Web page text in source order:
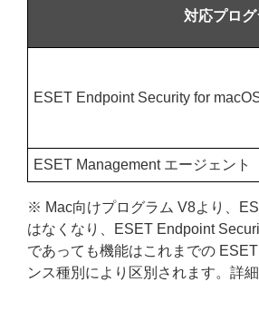
対応プログ
ESET Endpoint Security for
ESET Management エージェント
※ Mac向けプログラム V8より、
はなくなり、ESET Endpoint
であっても機能はこれまでの
ンス種別により区別されます。詳